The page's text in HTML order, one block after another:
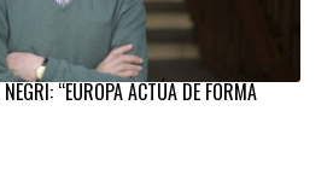
“EUROPA ACTÚA DE FORMA